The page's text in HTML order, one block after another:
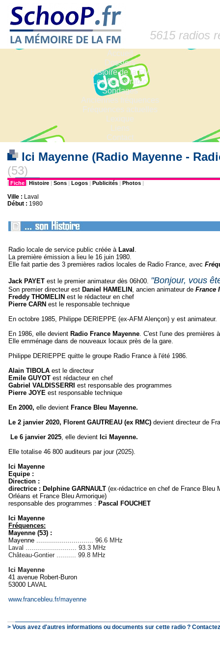
5615 radios
Accueil
Dossiers
Histoire de la FM
Les fiches radio
Sondages
Anciennes fréquences
Fréquences actuelles
Lexique
Liens
Contact
Ici Mayenne (Radio Mayenne -
(53)
| Fiche | Histoire | Sons | Logos | Publicités | Photos |
Ville : Laval
Début : 1980
Radio locale de service public créée à Laval .
La première émission a lieu le 16 juin 1980.
Elle fait partie des 3 premières radios locales de Radio France, avec
Jack PAYET est le premier animateur dès 06h00. "Bonjour, vous
Son premier directeur est Daniel HAMELIN , ancien animateur de France
Freddy THOMELIN est le rédacteur en chef
Pierre CARN est le responsable technique
En octobre 1985, Philippe DERIEPPE (ex-AFM Alençon) y est animateur.
En 1986, elle devient Radio France Mayenne. C'est l'une des premières
Elle emménage dans de nouveaux locaux près de la gare.
Philippe DERIEPPE quitte le groupe Radio France à l'été 1986.
Alain TIBOLA est le directeur
Emile GUYOT est rédacteur en chef
Gabriel VALDISSERRI est responsable des programmes
Pierre JOYE est responsable technique
En 2000, elle devient France Bleu Mayenne.
Le 2 janvier 2020, Florent GAUTREAU (ex RMC) devient directeur de
Le 6 janvier 2025, elle devient Ici Mayenne.
Elle totalise 46 800 auditeurs par jour (2025).
Ici Mayenne
Equipe :
Direction :
directrice : Delphine GARNAULT (ex-rédactrice en chef de France Bleu
Orléans et France Bleu Armorique)
responsable des programmes : Pascal FOUCHET
Ici Mayenne
Fréquences:
Mayenne (53) :
Mayenne ............................. 96.6 MHz
Laval .......................... 93.3 MHz
Château-Gontier .......... 99.8 MHz
Ici Mayenne
41 avenue Robert-Buron
53000 LAVAL
www.francebleu.fr/mayenne
> Vous avez d'autres informations ou documents sur cette radio ?